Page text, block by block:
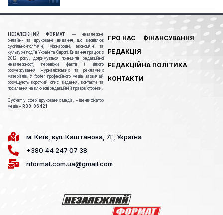
НЕЗАЛЕЖНИЙ ФОРМАТ
— незалежне
онлайн- та друковане видання, що висвітлює
суспільно-політичні, міжнародні, економічні та
культурні події в Україні та Європі. Видання працює з
2012 року, дотримується принципів редакційної
незалежності, перевірки фактів і чіткого
розмежування журналістських та рекламних
матеріалів. У footer професійного медіа зазвичай
розміщують короткий опис видання, контакти та
посилання на ключові редакційні й правові сторінки.
Cуб’єкт у сфері друкованих медіа; – ідентифікатор
медіа – R30-06421
ПРО НАС
ФІНАНСУВАННЯ
РЕДАКЦІЯ
РЕДАКЦІЙНА ПОЛІТИКА
КОНТАКТИ
м. Київ, вул. Каштанова, 7Г, Україна
+380 44 247 07 38
nformat.com.ua@gmail.com